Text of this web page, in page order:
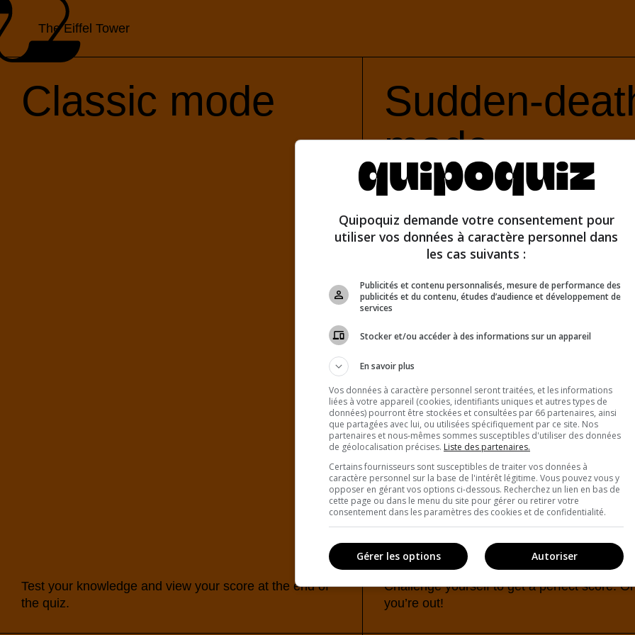
The Eiffel Tower
Classic mode
Test your knowledge and view your score at the end of
the quiz.
Sudden-
mode
Challenge yourself to get a perfect score.
you’re out!
Quipoquiz demande votre consentement pour
utiliser vos données à caractère personnel dans
les cas suivants :
Publicités et contenu personnalisés, mesure de performance des
publicités et du contenu, études d’audience et développement de
services
Stocker et/ou accéder à des informations sur un appareil
En savoir plus
Vos données à caractère personnel seront traitées, et les informations
liées à votre appareil (cookies, identifiants uniques et autres types de
données) pourront être stockées et consultées par 66 partenaires, ainsi
que partagées avec lui, ou utilisées spécifiquement par ce site. Nos
partenaires et nous-mêmes sommes susceptibles d'utiliser des données
de géolocalisation précises. Liste des partenaires.
Certains fournisseurs sont susceptibles de traiter vos données à
caractère personnel sur la base de l'intérêt légitime. Vous pouvez vous y
opposer en gérant vos options ci-dessous. Recherchez un lien en bas de
cette page ou dans le menu du site pour gérer ou retirer votre
consentement dans les paramètres des cookies et de confidentialité.
Autoriser
Gérer les options